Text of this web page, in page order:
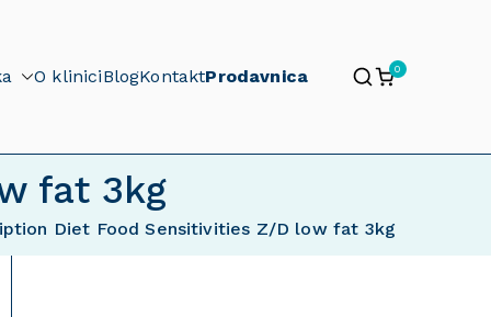
O kliniciBlogKontaktProdavnica 0
fat 3kg
Diet Food Sensitivities Z/D low fat 3kg